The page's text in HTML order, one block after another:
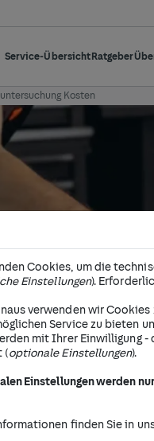
Cookies, um die
Einstellungen).
verwenden wir
Service zu bieten
mit Ihrer Einwilligung
(optionale Einstellungen).
Einstellungen werden
finden Sie in
Service-ÜbersichtRatgeber
Kosten
für die
Jedes
auf die
werden.
Die Kosten für die
spielen auch